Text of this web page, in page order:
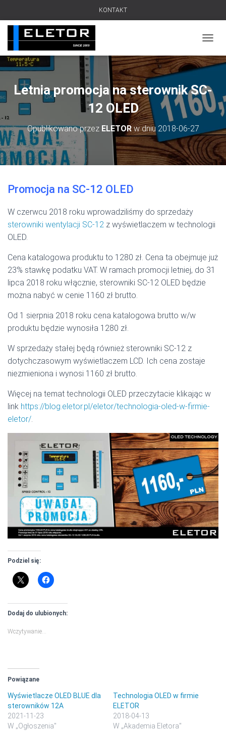
KONTAKT
Letnia promocja na sterownik SC-
12 OLED
Opublikowano przez ELETORw dniu2018-06-27
Promocja na SC-12 OLED
W czerwcu 2018 roku wprowadziliśmy do sprzedaży
sterowniki wentylacji SC-12 z wyświetlaczem w technologii
OLED.
Cena katalogowa produktu to 1280 zł. Cena ta obejmuje już
23% stawkę podatku VAT. W ramach promocji letniej, do 31
lipca 2018 roku włącznie, sterowniki SC-12 OLED będzie
można nabyć w cenie 1160 zł brutto.
Od 1 sierpnia 2018 roku cena katalogowa brutto w/w
produktu będzie wynosiła 1280 zł.
W sprzedaży stałej będą również sterowniki SC-12 z
dotychczasowym wyświetlaczem LCD. Ich cena zostaje
niezmieniona i wynosi 1160 zł brutto.
Więcej na temat technologii OLED przeczytacie klikając w
link https://blog.eletor.pl/eletor/technologia-oled-w-firmie-
eletor/.
Podziel się:
Dodaj do ulubionych:
Wczytywanie…
Powiązane
Wyświetlacze OLED BLUE dla
sterowników 12A
2021-11-23
W „Ogłoszenia"
Technologia OLED w firmie
ELETOR
2018-04-13
W „Akademia Eletora"